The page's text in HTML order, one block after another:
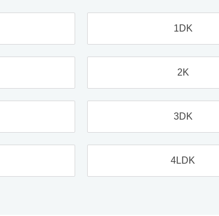
1DK
2K
3DK
4LDK